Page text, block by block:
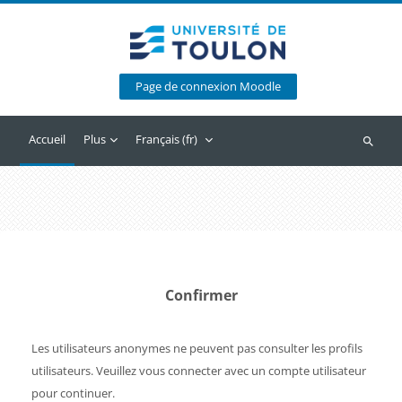
Page de connexion Moodle
Accueil Plus Français ‎(fr)‎
Confirmer
Les utilisateurs anonymes ne peuvent pas consulter les profils
utilisateurs. Veuillez vous connecter avec un compte utilisateur
pour continuer.